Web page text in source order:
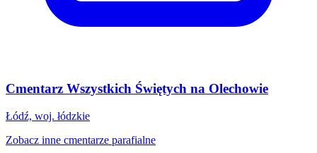
Cmentarz Wszystkich Świętych na Olechowie
Łódź, woj. łódzkie
Zobacz inne cmentarze parafialne